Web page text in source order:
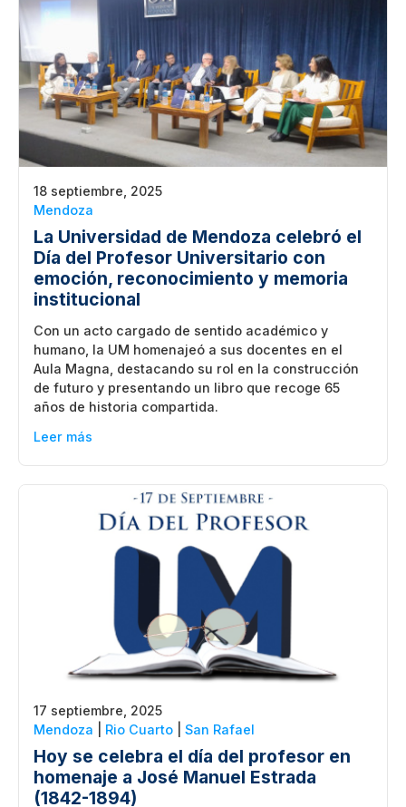
18 septiembre, 2025
Mendoza
La Universidad de Mendoza celebró el
Día del Profesor Universitario con
emoción, reconocimiento y memoria
institucional
Con un acto cargado de sentido académico y
humano, la UM homenajeó a sus docentes en el
Aula Magna, destacando su rol en la construcción
de futuro y presentando un libro que recoge 65
años de historia compartida.
Leer más
17 septiembre, 2025
Mendoza
Rio Cuarto San Rafael
Hoy se celebra el día del profesor en
homenaje a José Manuel Estrada
(1842-1894)